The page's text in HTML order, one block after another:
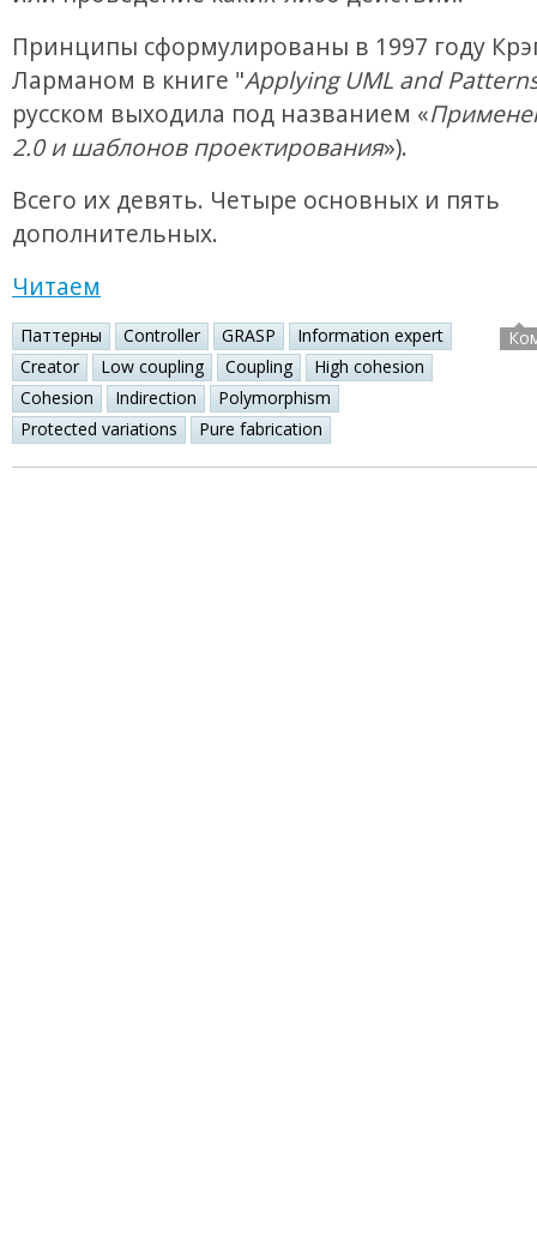
Принципы сформулированы в 1997 году
Ларманом в книге "Applying UML and
русском выходила под названием «
2.0 и шаблонов проектирования»).
Всего их девять. Четыре основных и пять
дополнительных.
Читаем
Паттерны Controller GRASP
Information expert
Creator
Low coupling Coupling
High cohesion
Cohesion
Indirection
Polymorphism
Protected variations
Pure fabrication